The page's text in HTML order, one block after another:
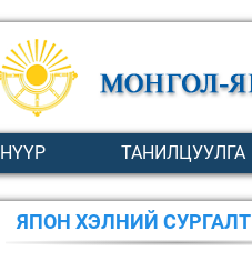
НҮҮР ТАНИЛЦУУЛГА
ЯПОН ХЭЛНИЙ СУРГАЛТ